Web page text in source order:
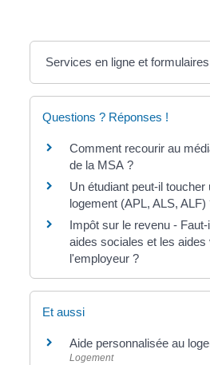
Services en ligne et formulaires
Questions ? Réponses !
Comment recourir au
de la MSA ?
Un étudiant peut-il toucher
logement (APL, ALS, ALF)
Impôt sur le revenu -
aides sociales et les
l'employeur ?
Et aussi
Aide personnalisée au
Logement